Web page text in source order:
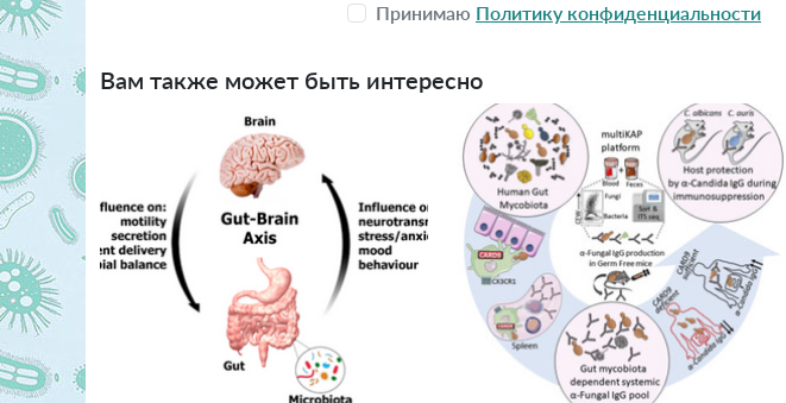
Принимаю Политику конфиденциальности
Вам также может быть интересно